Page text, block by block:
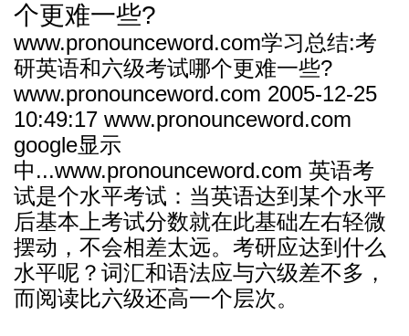
个更难一些?
www.pronounceword.com学习总结:考
研英语和六级考试哪个更难一些?
www.pronounceword.com 2005-12-25
10:49:17 www.pronounceword.com
google显示
中...www.pronounceword.com 英语考
试是个水平考试：当英语达到某个水平
后基本上考试分数就在此基础左右轻微
摆动，不会相差太远。考研应达到什么
水平呢？词汇和语法应与六级差不多，
而阅读比六级还高一个层次。